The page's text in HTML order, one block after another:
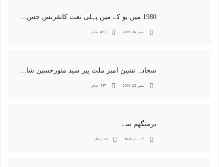
ستمبر 26, 2019 475 مناظر
ستمبر 22, 2019 517 مناظر
برمنگھم سے
اگست 7, 2026 38 مناظر